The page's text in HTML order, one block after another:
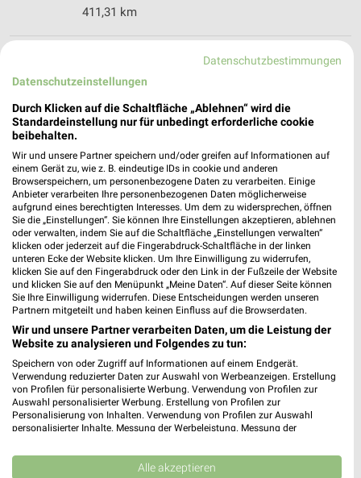
411,31 km
Profi Siepenkort Freren
Bahnhofstraße 17a
Heute 08:30 - 14:00 Uhr | Geöffnet
hagebaumarkt Ochtrup
Deipenbrook 1
48607 Ochtrup
Heute 09:00 - 18:00 Uhr | Geöffnet
422,13 km
Sonderpreis Baumarkt Geeste
Wietmarscher Damm 20
49744 Geeste
Heute 08:00 - 16:00 Uhr | Geöffnet
417,71 km • Angebote: 2 Prospekte
hagebaumarkt Hörstel
Datenschutzbestimmungen
Datenschutzeinstellungen
Durch Klicken auf die Schaltfläche „Ablehnen“ wird die
Standardeinstellung nur für unbedingt erforderliche cookie
beibehalten.
Wir und unsere Partner speichern und/oder greifen auf Informationen auf
einem Gerät zu, wie z. B. eindeutige IDs in cookie und anderen
Browserspeichern, um personenbezogene Daten zu verarbeiten. Einige
Anbieter verarbeiten Ihre personenbezogenen Daten möglicherweise
aufgrund eines berechtigten Interesses. Um dem zu widersprechen, öffnen
Sie die „Einstellungen“. Sie können Ihre Einstellungen akzeptieren, ablehnen
oder verwalten, indem Sie auf die Schaltfläche „Einstellungen verwalten“
klicken oder jederzeit auf die Fingerabdruck-Schaltfläche in der linken
unteren Ecke der Website klicken. Um Ihre Einwilligung zu widerrufen,
klicken Sie auf den Fingerabdruck oder den Link in der Fußzeile der Website
und klicken Sie auf den Menüpunkt „Meine Daten“. Auf dieser Seite können
Sie Ihre Einwilligung widerrufen. Diese Entscheidungen werden unseren
Partnern mitgeteilt und haben keinen Einfluss auf die Browserdaten.
Wir und unsere Partner verarbeiten Daten, um die Leistung der
Website zu analysieren und Folgendes zu tun:
Speichern von oder Zugriff auf Informationen auf einem Endgerät.
Verwendung reduzierter Daten zur Auswahl von Werbeanzeigen. Erstellung
von Profilen für personalisierte Werbung. Verwendung von Profilen zur
Auswahl personalisierter Werbung. Erstellung von Profilen zur
Personalisierung von Inhalten. Verwendung von Profilen zur Auswahl
personalisierter Inhalte. Messung der Werbeleistung. Messung der
Kombinationen von Daten aus verschiedenen Quellen. Entwicklung und
Verbesserung der Angebote. Verwendung reduzierter Daten zur Auswahl
Alle akzeptieren